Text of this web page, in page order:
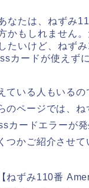
なたは、ねずみ
かもしれません
たいけど、ねず
カードが使えず
ている人もいるの
のページでは、
カードエラーが
つかご紹介させて
ねずみ110番